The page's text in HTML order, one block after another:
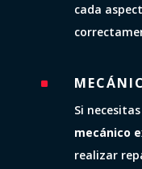
cada
^
Si
mecánico
realizar